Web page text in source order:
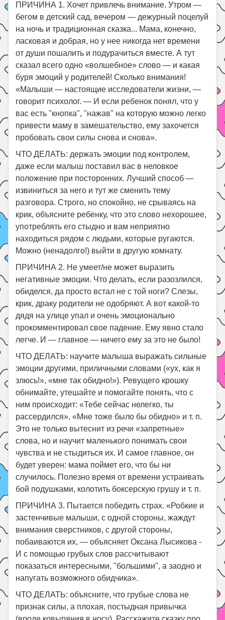
ПРИЧИНА 1. Хочет привлечь внимание. Утром —
бегом в детский сад, вечером — дежурный поцелуй
на ночь и традиционная сказка... Мама, конечно,
ласковая и добрая, но у нее никогда нет времени
от души пошалить и подурачиться вместе. А тут
сказал всего одно «волшебное» слово — и какая
буря эмоций у родителей! Сколько внимания!
«Малыши — настоящие исследователи жизни, —
говорит психолог. — И если ребенок понял, что у
вас есть "кнопка", "нажав" на которую можно легко
привести маму в замешательство, ему захочется
пробовать свои силы снова и снова».
ЧТО ДЕЛАТЬ: держать эмоции под контролем,
даже если малыш поставил вас в неловкое
положение при посторонних. Лучший способ —
извиниться за него и тут же сменить тему
разговора. Строго, но спокойно, не срываясь на
крик, объясните ребенку, что это слово нехорошее,
употреблять его стыдно и вам неприятно
находиться рядом с людьми, которые ругаются.
Можно (ненадолго!) выйти в другую комнату.
ПРИЧИНА 2. Не умеет/не может выразить
негативные эмоции. Что делать, если разозлился,
обиделся, да просто встал не с той ноги? Слезы,
крик, драку родители не одобряют. А вот какой-то
дядя на улице упал и очень эмоционально
прокомментировал свое падение. Ему явно стало
легче. И — главное — ничего ему за это не было!
ЧТО ДЕЛАТЬ: научите малыша выражать сильные
эмоции другими, приличными словами («ух, как я
злюсь!», «мне так обидно!»). Ревущего крошку
обнимайте, утешайте и помогайте понять, что с
ним происходит: «Тебе сейчас нелегко, ты
рассердился», «Мне тоже было бы обидно» и т. п.
Это не только вытеснит из речи «запретные»
слова, но и научит маленького понимать свои
чувства и не стыдиться их. И самое главное, он
будет уверен: мама поймет его, что бы ни
случилось. Полезно время от времени устраивать
бой подушками, колотить боксерскую грушу и т. п.
ПРИЧИНА 3. Пытается победить страх. «Робкие и
застенчивые малыши, с одной стороны, жаждут
внимания сверстников, с другой стороны,
побаиваются их, — объясняет Оксана Лысикова -
И с помощью грубых слов рассчитывают
показаться интересными, "большими", а заодно и
напугать возможного обидчика».
ЧТО ДЕЛАТЬ: объясните, что грубые слова не
признак силы, а плохая, постыдная привычка